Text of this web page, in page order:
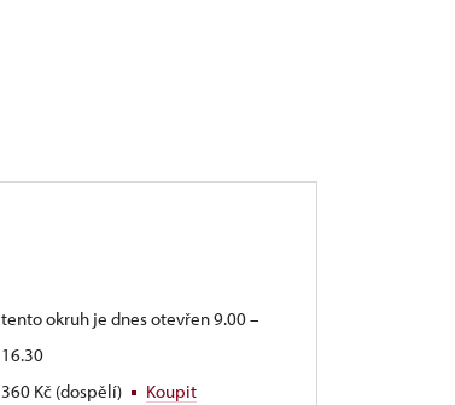
tento okruh je dnes otevřen 9.00 –
16.30
360 Kč (dospělí)
Koupit